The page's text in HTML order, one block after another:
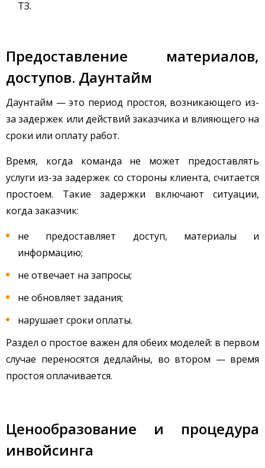
ТЗ.
Предоставление материалов,
доступов. Даунтайм
Даунтайм — это период простоя, возникающего из-
за задержек или действий заказчика и влияющего на
сроки или оплату работ.
Время, когда команда не может предоставлять
услуги из-за задержек со стороны клиента, считается
простоем. Такие задержки включают ситуации,
когда заказчик:
не предоставляет доступ, материалы и
информацию;
не отвечает на запросы;
не обновляет задания;
нарушает сроки оплаты.
Раздел о простое важен для обеих моделей: в первом
случае переносятся дедлайны, во втором — время
простоя оплачивается.
Ценообразование и процедура
инвойсинга